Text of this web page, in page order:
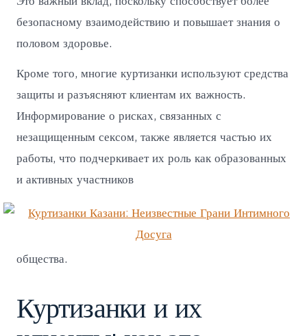
безопасному взаимодействию и повышает знания о
половом здоровье.
Кроме того, многие куртизанки используют средства
защиты и разъясняют клиентам их важность.
Информирование о рисках, связанных с
незащищенным сексом, также является частью их
работы, что подчеркивает их роль как образованных
и активных участников
общества.
Куртизанки и их